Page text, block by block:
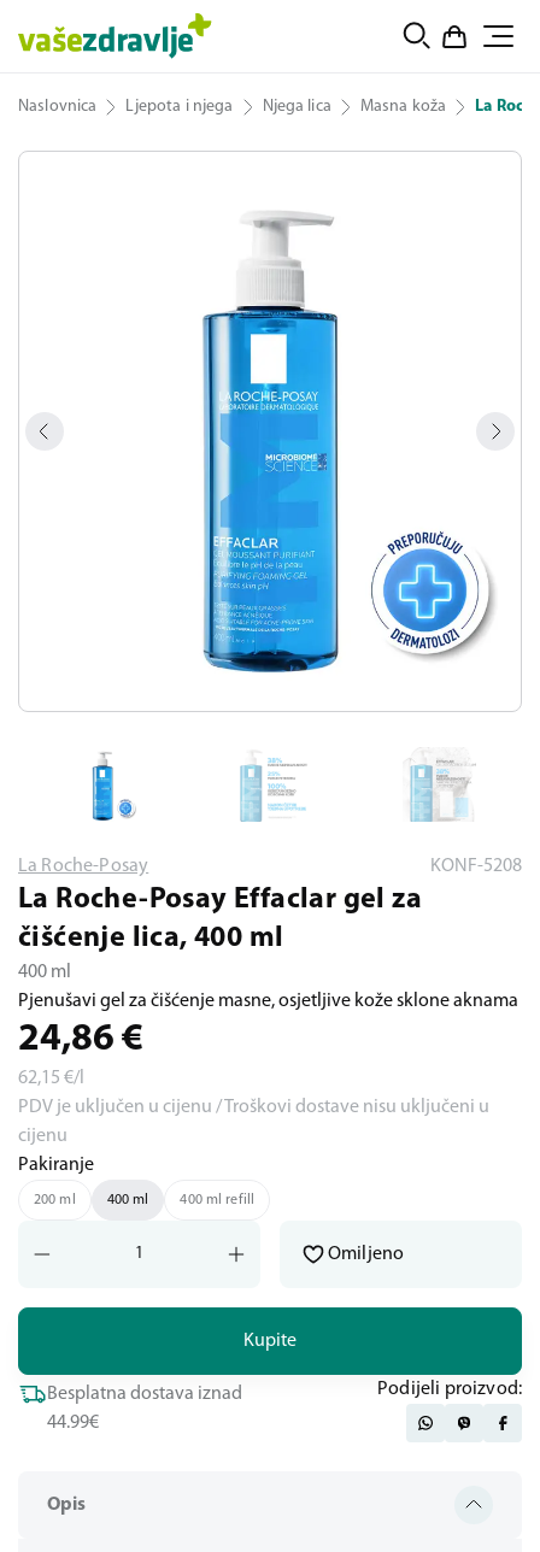
Naslovnica Ljepota i njega Njega lica Masna koža La
Opis
La Roche-Posay KONF-5208
La Roche-Posay Effaclar gel za
čišćenje lica, 400 ml
400 ml
Pjenušavi gel za čišćenje masne, osjetljive kože sklone aknama
24,86 €
62,15 €/l
PDV je uključen u cijenu / Troškovi dostave nisu uključeni u
cijenu
Pakiranje
200 ml 400 ml 400 ml refill
Kupite
Omiljeno
Besplatna dostava iznad
44.99€
Podijeli proizvod: